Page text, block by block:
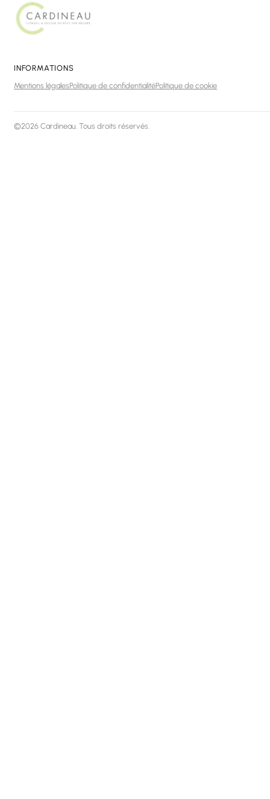
INFORMATIONS
Mentions légalesPolitique de confidentialitéPolitique de cookie
©2026 Cardineau. Tous droits réservés.